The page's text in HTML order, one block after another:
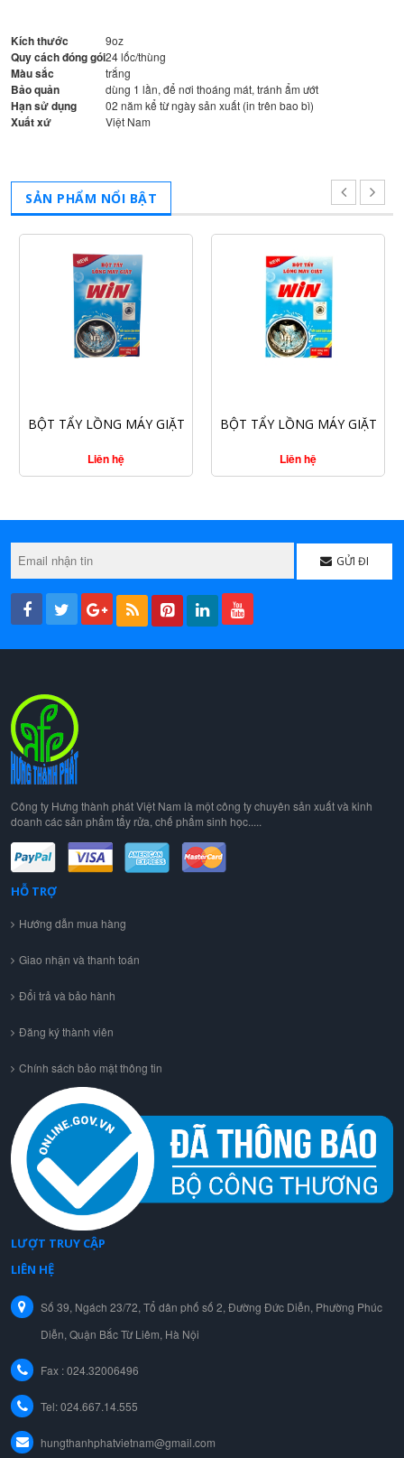
Kích thước 9oz
Quy cách đóng gói24 lốc/thùng
Màu sắc trắng
Bảo quản dùng 1 lần, để nơi thoáng mát, tránh ẩm ướt
Hạn sử dụng 02 năm kể từ ngày sản xuất (in trên bao bì)
Xuất xứ Việt Nam
SẢN PHẨM NỔI BẬT
BỘT TẨY LỒNG MÁY GIẶT
Liên hệ
BỘT TẨY LỒNG MÁY GIẶT
Liên hệ
GỬI ĐI
Công ty Hưng thành phát Việt Nam là một công ty chuyên sản xuất và kinh
doanh các sản phẩm tẩy rửa, chế phẩm sinh học.....
HỖ TRỢ
Hướng dẫn mua hàng
Giao nhận và thanh toán
Đổi trả và bảo hành
Đăng ký thành viên
Chính sách bảo mật thông tin
LƯỢT TRUY CẬP
LIÊN HỆ
Số 39, Ngách 23/72, Tổ dân phố số 2, Đường Đức Diễn, Phường Phúc
Diễn, Quận Bắc Từ Liêm, Hà Nội
Fax : 024.32006496
Tel:024.667.14.555
hungthanhphatvietnam@gmail.com